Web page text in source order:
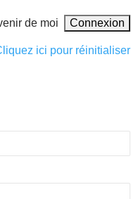
de moi
ici pour réinitialiser